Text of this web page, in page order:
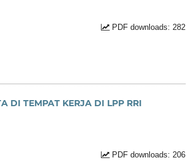
PDF downloads: 282
DI TEMPAT KERJA DI LPP RRI
PDF downloads: 206